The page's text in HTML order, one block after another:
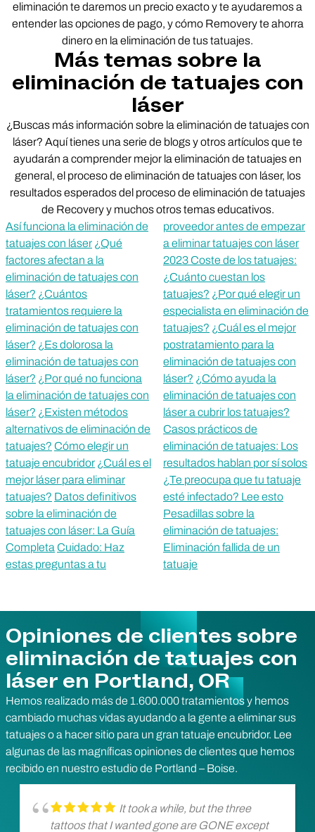
eliminación te daremos un precio exacto y te ayudaremos a
entender las opciones de pago, y cómo Removery te ahorra
dinero en la eliminación de tus tatuajes.
Más temas sobre la
eliminación de tatuajes con
láser
¿Buscas más información sobre la eliminación de tatuajes con
láser? Aquí tienes una serie de blogs y otros artículos que te
ayudarán a comprender mejor la eliminación de tatuajes en
general, el proceso de eliminación de tatuajes con láser, los
resultados esperados del proceso de eliminación de tatuajes
de Recovery y muchos otros temas educativos.
Así funciona la eliminación de
tatuajes con láser ¿Qué
factores afectan a la
eliminación de tatuajes con
láser? ¿Cuántos
tratamientos requiere la
eliminación de tatuajes con
láser? ¿Es dolorosa la
eliminación de tatuajes con
láser? ¿Por qué no funciona
la eliminación de tatuajes con
láser? ¿Existen métodos
alternativos de eliminación de
tatuajes? Cómo elegir un
tatuaje encubridor ¿Cuál es el
mejor láser para eliminar
tatuajes? Datos definitivos
sobre la eliminación de
tatuajes con láser: La Guía
Completa Cuidado: Haz
estas preguntas a tu
proveedor antes de empezar
a eliminar tatuajes con láser
2023 Coste de los tatuajes:
¿Cuánto cuestan los
tatuajes? ¿Por qué elegir un
especialista en eliminación de
tatuajes? ¿Cuál es el mejor
postratamiento para la
eliminación de tatuajes con
láser? ¿Cómo ayuda la
eliminación de tatuajes con
láser a cubrir los tatuajes?
Casos prácticos de
eliminación de tatuajes: Los
resultados hablan por sí solos
¿Te preocupa que tu tatuaje
esté infectado? Lee esto
Pesadillas sobre la
eliminación de tatuajes:
Eliminación fallida de un
tatuaje
Opiniones de clientes sobre
eliminación de tatuajes con
láser en Portland, OR
Hemos realizado más de 1.600.000 tratamientos y hemos
cambiado muchas vidas ayudando a la gente a eliminar sus
tatuajes o a hacer sitio para un gran tatuaje encubridor. Lee
algunas de las magníficas opiniones de clientes que hemos
recibido en nuestro estudio de Portland – Boise.
It took a while, but the three
tattoos that I wanted gone are GONE except